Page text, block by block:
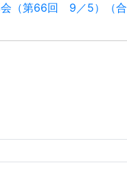
（第66回 9／5）（合